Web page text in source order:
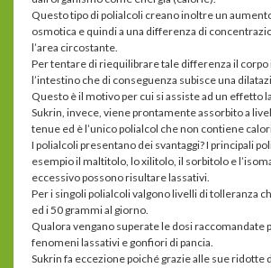
Questo tipo di polialcoli creano inoltre un
osmotica e quindi a una differenza di
l’area circostante.
Per tentare di riequilibrare tale differenza il corpo
l’intestino che di conseguenza subisce una
Questo è il motivo per cui si assiste ad un effetto
Sukrin, invece, viene prontamente assorbito a
tenue ed è l’unico polialcol che non contiene
I polialcoli presentano dei svantaggi? I principali
esempio il maltitolo, lo xilitolo, il sorbitolo e
eccessivo possono risultare lassativi.
Per i singoli polialcoli valgono livelli di tolleranza
ed i 50 grammi al giorno.
Qualora vengano superate le dosi raccomandate
fenomeni lassativi e gonfiori di pancia.
Sukrin fa eccezione poiché grazie alle sue ridotte